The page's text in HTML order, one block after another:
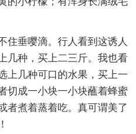
住垂嘤滴。行人看到这诱人
几种，买上二三斤。我也看
上几种可口的水果，买上一
切成一小块一小块蘸着蜂蜜
者煮着蒸着吃。真可谓美了